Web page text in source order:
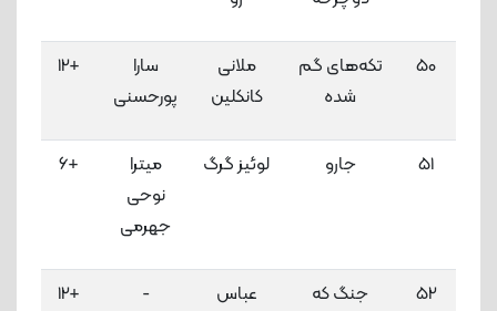
50
تکه‌های گم
شده
ملانی
کانکلین
سارا
پورحسنی
+12
51 جارو لوئیز گرگ
میترا
نوحی
جهرمی
+6
52
جنگ که
عباس
-
+12